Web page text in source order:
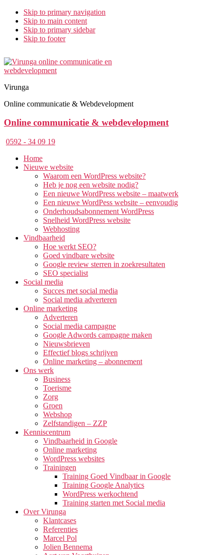
Skip to primary navigation
Skip to main content
Skip to primary sidebar
Skip to footer
Virunga
Online communicatie & Webdevelopment
Online communicatie & webdevelopment
0592 - 34 09 19
Home
Nieuwe website
Waarom een WordPress website?
Heb je nog een website nodig?
Een nieuwe WordPress website – maatwerk
Een nieuwe WordPess website – eenvoudig
Onderhoudsabonnement WordPress
Snelheid WordPress website
Webhosting
Vindbaarheid
Hoe werkt SEO?
Goed vindbare website
Google review sterren in zoekresultaten
SEO specialist
Social media
Succes met social media
Social media adverteren
Online marketing
Adverteren
Social media campagne
Google Adwords campagne maken
Nieuwsbrieven
Effectief blogs schrijven
Online marketing – abonnement
Ons werk
Business
Toerisme
Zorg
Groen
Webshop
Zelfstandigen – ZZP
Kenniscentrum
Vindbaarheid in Google
Online marketing
WordPress websites
Trainingen
Training Goed Vindbaar in Google
Training Google Analytics
WordPress werkochtend
Training starten met Social media
Over Virunga
Klantcases
Referenties
Marcel Pol
Jolien Bennema